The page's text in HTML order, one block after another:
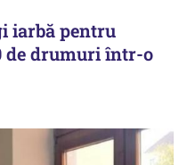
iarbă pentru
de drumuri într-o